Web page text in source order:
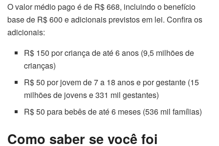
O valor médio pago é de R$ 668, incluindo o benefício
base de R$ 600 e adicionais previstos em lei. Confira os
adicionais:
R$ 150 por criança de até 6 anos (9,5 milhões de
crianças)
R$ 50 por jovem de 7 a 18 anos e por gestante (15
milhões de jovens e 331 mil gestantes)
R$ 50 para bebês de até 6 meses (536 mil famílias)
Como saber se você foi